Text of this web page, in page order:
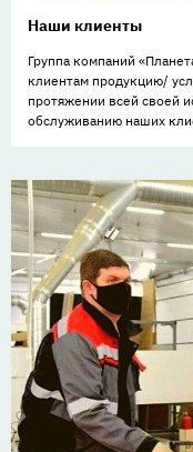
Наши клиенты
Группа компаний
клиентам продукцию/
протяжении всей своей
обслуживанию наших